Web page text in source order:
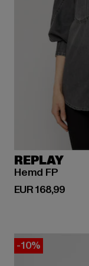
REPLAY
Hemd FP
EUR 168,99
Derzeitiger Preis:
-10%